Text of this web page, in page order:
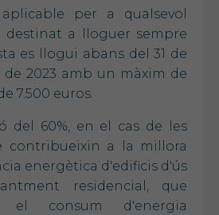
per a qualsevol
destinat a lloguer sempre
es llogui abans del 31 de
de 2023 amb un màxim de
7.500 euros.
del 60%, en el cas de les
contribueixin a la millora
energètica d'edificis d'ús
residencial, que
el consum d'energia